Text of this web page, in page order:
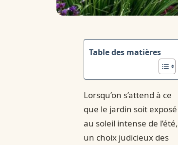
Table des matières
Lorsqu’on s’attend à ce
que le jardin soit exposé
au soleil intense de l’été,
un choix judicieux des